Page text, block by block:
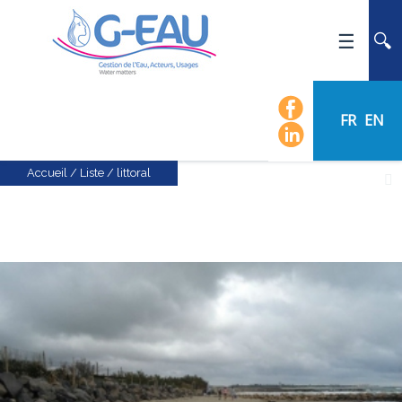
FR EN
ACTUALITÉS
LES ÉQUIPES
RECRUTEMENT
Accueil / Liste / littoral